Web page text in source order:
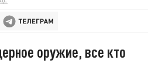
оружие, все кто